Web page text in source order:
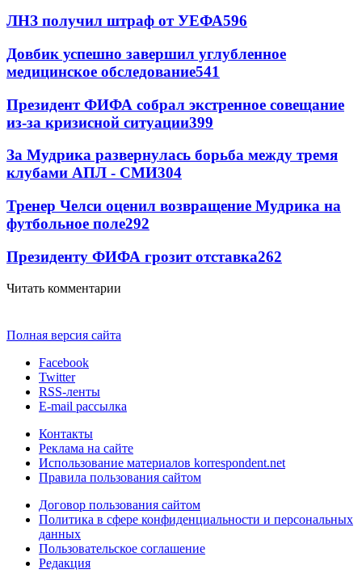
ЛНЗ получил штраф от УЕФА596
Довбик успешно завершил углубленное
медицинское обследование541
Президент ФИФА собрал экстренное совещание
из-за кризисной ситуации399
За Мудрика развернулась борьба между тремя
клубами АПЛ - СМИ304
Тренер Челси оценил возвращение Мудрика на
футбольное поле292
Президенту ФИФА грозит отставка262
Читать комментарии
Полная версия сайта
Facebook
Twitter
RSS-ленты
E-mail рассылка
Контакты
Реклама на сайте
Использование материалов korrespondent.net
Правила пользования сайтом
Договор пользования сайтом
Политика в сфере конфиденциальности и персональных
данных
Пользовательское соглашение
Редакция